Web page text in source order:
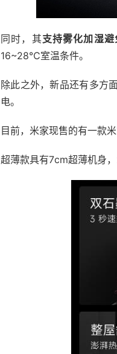
同时，其支持雾化加湿
16~28℃室温条件。
除此之外，新品还有多方
电。
目前，米家现售的有一款
超薄款具有7cm超薄机身